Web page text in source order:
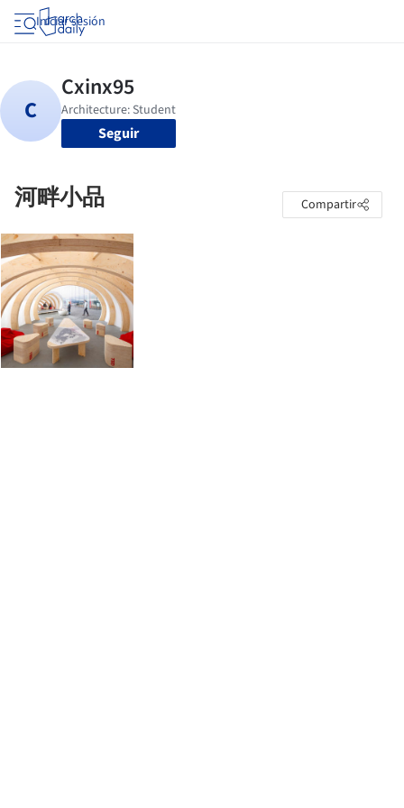
Iniciar sesión
Seguir
河畔小品 Compartir